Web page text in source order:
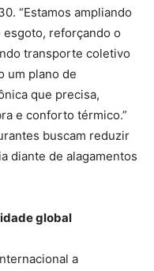
“Estamos ampliando
reforçando o
transporte coletivo
um plano de
que precisa,
e conforto térmico.”
buscam reduzir
diante de alagamentos
global
a